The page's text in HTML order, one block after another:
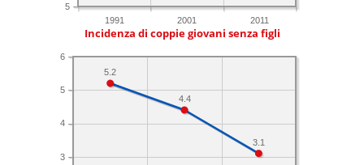
1991 2001 2011
5
Incidenza di coppie giovani senza figli
3
4
5
6
3.1
4.4
5.2